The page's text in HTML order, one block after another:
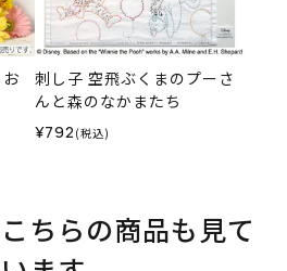
刺し子 空飛ぶくまのプーさ
んと森のなかまたち
¥792 (税込)
ちらの商品も見て